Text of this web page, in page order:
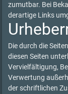
zumutbar. Bei
derartige Links
Die durch die
diesen Seiten
Vervielfältigung,
Verwertung
der schriftlichen